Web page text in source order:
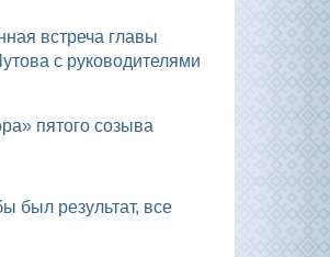
с руководителями
пятого созыва